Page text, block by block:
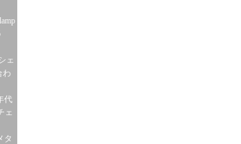
ェ
わ
代
ェ
タ